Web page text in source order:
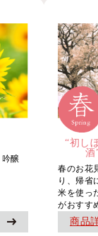
“初し
酒
春のお花
り、帰省
米を使っ
がおすす
商品
醸